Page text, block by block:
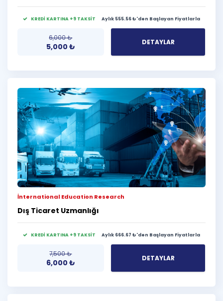
KREDİ KARTINA +9 TAKSİT Aylık 555.56 ₺'den Başlayan Fiyatlarla
6,000₺
5,000 ₺ DETAYLAR
İnternational Education Research
Dış Ticaret Uzmanlığı
KREDİ KARTINA +9 TAKSİT Aylık 666.67 ₺'den Başlayan Fiyatlarla
7,500₺
6,000 ₺ DETAYLAR